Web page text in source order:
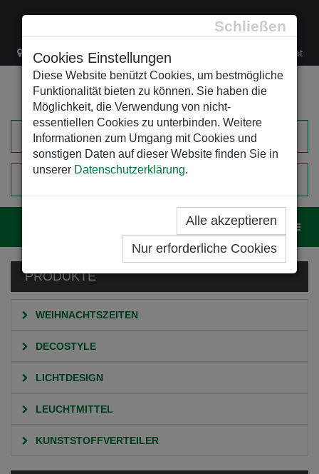
Schließen
Cookies Einstellungen
Diese Website benützt Cookies, um bestmögliche
Funktionalität bieten zu können. Sie haben die
Möglichkeit, die Verwendung von nicht-
essentiellen Cookies zu unterbinden. Weitere
Informationen zum Umgang mit Cookies und
sonstigen Daten auf dieser Website finden Sie in
unserer Datenschutzerklärung.
Alle akzeptieren
Nur erforderliche Cookies
Lacknergasse 78 +43/1/470 37 00 office@leso.at
EINKAUFSWAGEN
PRODUKTE
WEIHNACHTSZEITEN
DECOSTYLE
LICHTDESIGN
LEUCHTMITTEL
KUNSTSTOFFVERTEILER